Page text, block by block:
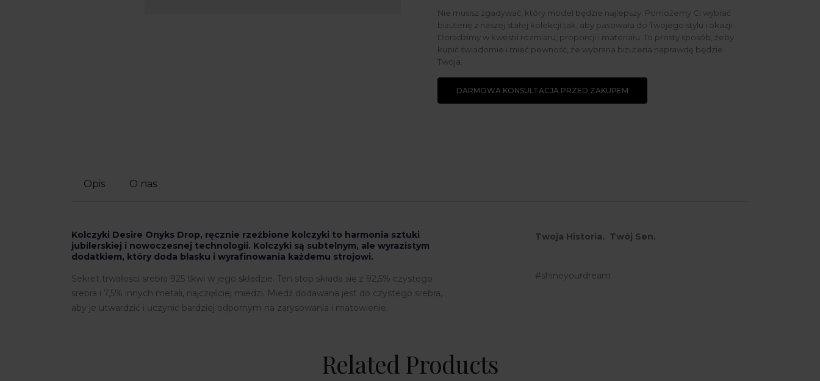
Nie musisz zgadywać, który model będzie najlepszy. Pomożemy Ci wybrać
biżuterię z naszej stałej kolekcji tak, aby pasowała do Twojego stylu i okazji.
Doradzimy w kwestii rozmiaru, proporcji i materiału. To prosty sposób, żeby
kupić świadomie i mieć pewność, że wybrana biżuteria naprawdę będzie
Twoja.
DARMOWA KONSULTACJA PRZED ZAKUPEM
Opis O nas
Kolczyki Desire Onyks Drop, ręcznie rzeźbione kolczyki to harmonia sztuki
jubilerskiej i nowoczesnej technologii. Kolczyki są subtelnym, ale wyrazistym
dodatkiem, który doda blasku i wyrafinowania każdemu strojowi.
Sekret trwałości srebra 925 tkwi w jego składzie. Ten stop składa się z 92,5% czystego
srebra i 7,5% innych metali, najczęściej miedzi. Miedź dodawana jest do czystego srebra,
aby je utwardzić i uczynić bardziej odpornym na zarysowania i matowienie.
Twoja Historia. Twój Sen.
#shineyourdream
Related Products